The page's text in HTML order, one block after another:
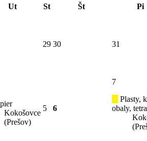
Ut St Št
Pi
29 30 31
Kokošovce
(Prešov)
5 6
7
Plasty,
obaly,